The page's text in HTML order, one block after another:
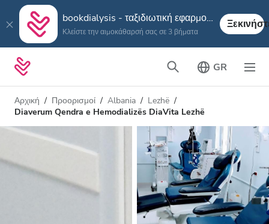
bookdialysis - ταξιδιωτική εφαρμογή
Κλείστε την αιμοκάθαρσή σας σε 3 βήματα
GR
Αρχική Προορισμοί Albania
Lezhë
Diaverum Qendra e Hemodializës DiaVita Lezhë